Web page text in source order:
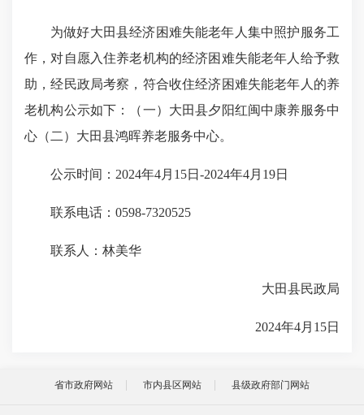
为做好大田县经济困难失能老年人集中照护服务工
作，对自愿入住养老机构的经济困难失能老年人给予救
助，经民政局考察，符合收住经济困难失能老年人的养
老机构公示如下：（一）大田县夕阳红闽中康养服务中
心（二）大田县鸿晖养老服务中心。
公示时间：2024年4月15日-2024年4月19日
联系电话：0598-7320525
联系人：林美华
大田县民政局
2024年4月15日
省市政府网站 市内县区网站 县级政府部门网站